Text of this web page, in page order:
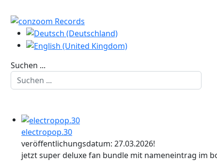
Suchen ...
electropop.30
veröffentlichungsdatum: 27.03.2026!
jetzt super deluxe fan bundle mit nameneintrag im